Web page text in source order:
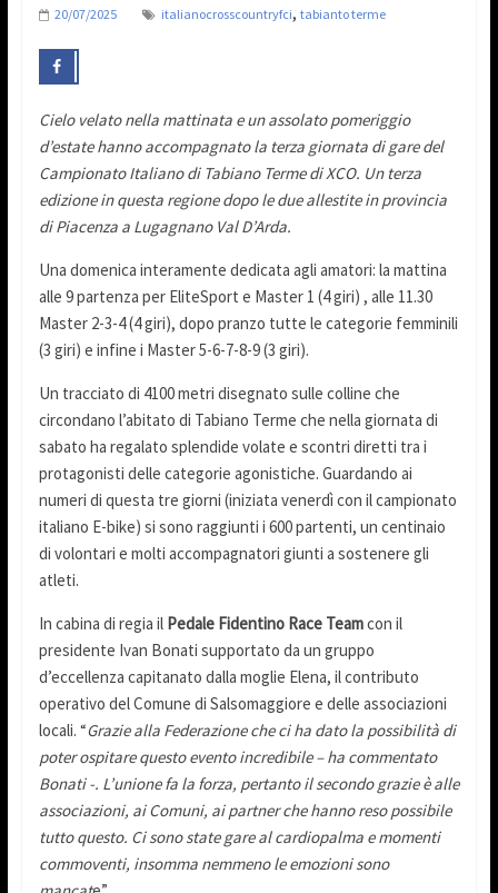
20/07/2025 italianocrosscountryfci, tabianto terme
Cielo velato nella mattinata e un assolato pomeriggio
d’estate hanno accompagnato la terza giornata di gare del
Campionato Italiano di Tabiano Terme di XCO. Un terza
edizione in questa regione dopo le due allestite in provincia
di Piacenza a Lugagnano Val D’Arda.
Una domenica interamente dedicata agli amatori: la mattina
alle 9 partenza per EliteSport e Master 1 (4 giri) , alle 11.30
Master 2-3-4 (4 giri), dopo pranzo tutte le categorie femminili
(3 giri) e infine i Master 5-6-7-8-9 (3 giri).
Un tracciato di 4100 metri disegnato sulle colline che
circondano l’abitato di Tabiano Terme che nella giornata di
sabato ha regalato splendide volate e scontri diretti tra i
protagonisti delle categorie agonistiche. Guardando ai
numeri di questa tre giorni (iniziata venerdì con il campionato
italiano E-bike) si sono raggiunti i 600 partenti, un centinaio
di volontari e molti accompagnatori giunti a sostenere gli
atleti.
In cabina di regia il Pedale Fidentino Race Teamcon il
presidente Ivan Bonati supportato da un gruppo
d’eccellenza capitanato dalla moglie Elena, il contributo
operativo del Comune di Salsomaggiore e delle associazioni
locali. “Grazie alla Federazione che ci ha dato la possibilità di
poter ospitare questo evento incredibile – ha commentato
Bonati -. L’unione fa la forza, pertanto il secondo grazie è alle
associazioni, ai Comuni, ai partner che hanno reso possibile
tutto questo. Ci sono state gare al cardiopalma e momenti
commoventi, insomma nemmeno le emozioni sono